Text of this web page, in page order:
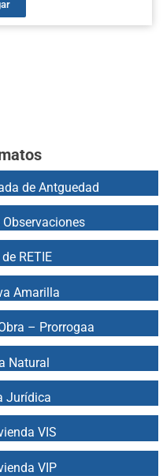
de Antguedad
RETIE
Amarilla
– Prorrogaa
Natural
Jurídica
VIS
VIP